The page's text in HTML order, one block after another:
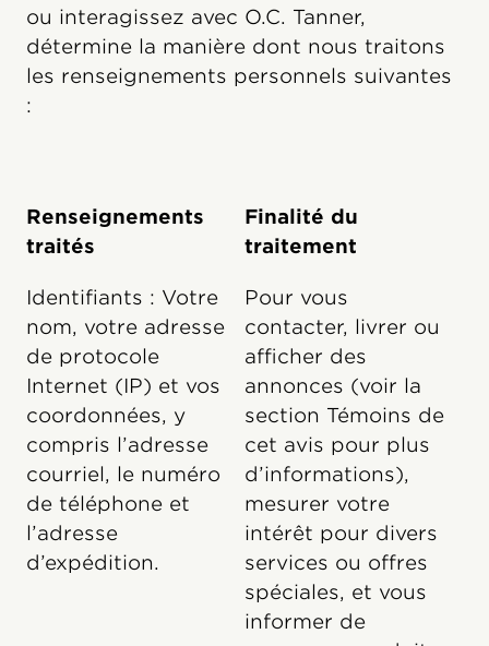
ou interagissez avec O.C. Tanner,
détermine la manière dont nous traitons
les renseignements personnels suivantes
:
Renseignements
traités
Finalité du
traitement
Identifiants : Votre
nom, votre adresse
de protocole
Internet (IP) et vos
coordonnées, y
compris l’adresse
courriel, le numéro
de téléphone et
l’adresse
d’expédition.
Pour vous
contacter, livrer ou
afficher des
annonces (voir la
section Témoins de
cet avis pour plus
d’informations),
mesurer votre
intérêt pour divers
services ou offres
spéciales, et vous
informer de